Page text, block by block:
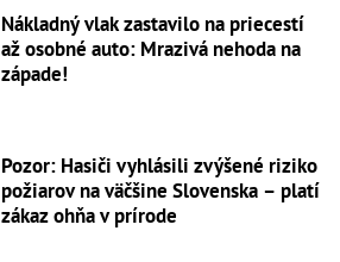
Nákladný vlak zastavilo na priecestí
až osobné auto: Mrazivá nehoda na
západe!
Pozor: Hasiči vyhlásili zvýšené riziko
požiarov na väčšine Slovenska – platí
zákaz ohňa v prírode